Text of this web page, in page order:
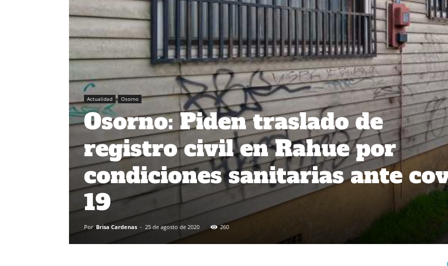
Actualidad Osorno
Osorno: Piden traslado de
registro civil en Rahue por
condiciones sanitarias ante
19
Por Brisa Cardenas - 25 de agosto de 2020 260